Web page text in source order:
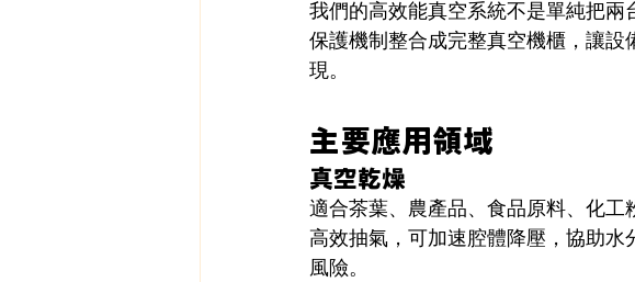
我們的高效能真空系統不是單純把
保護機制整合成完整真空機櫃，讓
現。
主要應用領域
真空乾燥
適合茶葉、農產品、食品原料、化
高效抽氣，可加速腔體降壓，協助
風險。